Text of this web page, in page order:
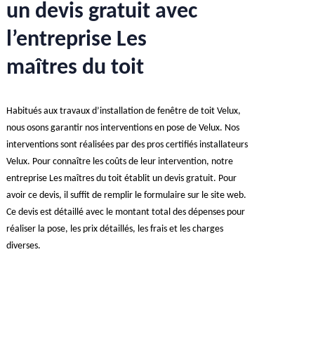
un devis gratuit avec
l’entreprise Les
maîtres du toit
Habitués aux travaux d’installation de fenêtre de toit Velux,
nous osons garantir nos interventions en pose de Velux. Nos
interventions sont réalisées par des pros certifiés installateurs
Velux. Pour connaître les coûts de leur intervention, notre
entreprise Les maîtres du toit établit un devis gratuit. Pour
avoir ce devis, il suffit de remplir le formulaire sur le site web.
Ce devis est détaillé avec le montant total des dépenses pour
réaliser la pose, les prix détaillés, les frais et les charges
diverses.